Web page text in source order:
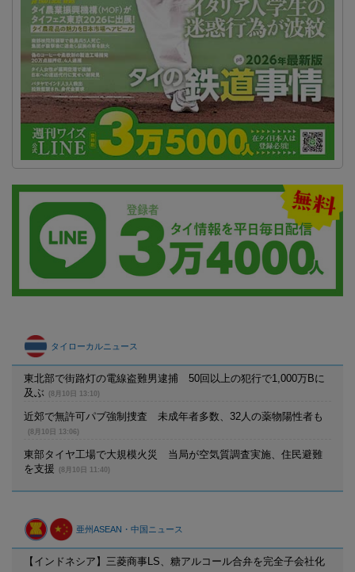
タイローカルニュース
東北部で街路灯の電線盗難男逮捕 50回以上の犯行で1,000万Bに
及ぶ
(8月10日 13:10)
近郊で無許可パブ強制捜査 未成年者多数、32人の薬物陽性者も
(8月10日 13:06)
東部タイヤ工場で大規模火災 当局が空気質調査実施、住民避難
を支援
(8月10日 11:40)
亜州ASEAN・中国ニュース
【インドネシア】三菱商事LS、糖アルコール合弁を完全子会社化